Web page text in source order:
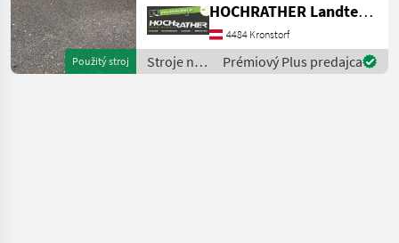
Použitý stroj
Kundenauftrag)
Ausstattung: + 3 Punkt
Anbaubock + hydraulische
Hochstellung +
HOCHRATHER Landtechnik GmbH
4484 Kronstorf
Stroje na
zber
Prémiový Plus predajca